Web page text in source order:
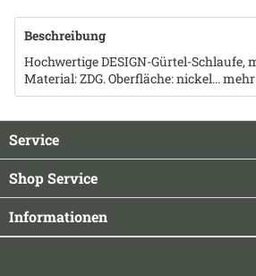
Beschreibung
Hochwertige DESIGN-Gürtel-Schlaufe,
Material: ZDG. Oberfläche: nickel...mehr
Service
Shop Service
Informationen